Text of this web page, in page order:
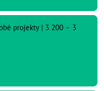
projekty | 3 200 – 3